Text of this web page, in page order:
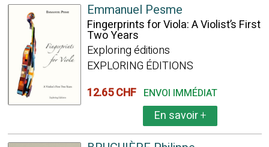
Emmanuel Pesme
Fingerprints for Viola: A Violist’s First
Two Years
Exploring éditions
EXPLORING ÉDITIONS
12.65 CHF ENVOI IMMÉDIAT
En savoir+